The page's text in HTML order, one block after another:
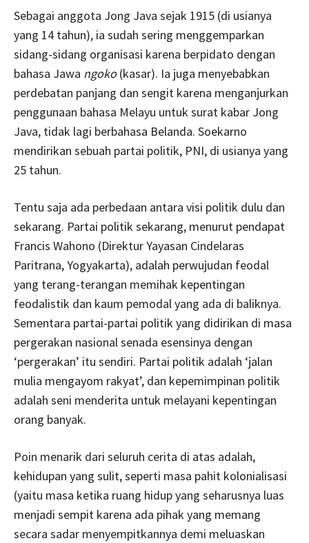
Sebagai anggota Jong Java sejak 1915 (di usianya
yang 14 tahun), ia sudah sering menggemparkan
sidang-sidang organisasi karena berpidato dengan
bahasa Jawa ngoko(kasar). Ia juga menyebabkan
perdebatan panjang dan sengit karena menganjurkan
penggunaan bahasa Melayu untuk surat kabar Jong
Java, tidak lagi berbahasa Belanda. Soekarno
mendirikan sebuah partai politik, PNI, di usianya yang
25 tahun.
Tentu saja ada perbedaan antara visi politik dulu dan
sekarang. Partai politik sekarang, menurut pendapat
Francis Wahono (Direktur Yayasan Cindelaras
Paritrana, Yogyakarta), adalah perwujudan feodal
yang terang-terangan memihak kepentingan
feodalistik dan kaum pemodal yang ada di baliknya.
Sementara partai-partai politik yang didirikan di masa
pergerakan nasional senada esensinya dengan
‘pergerakan’ itu sendiri. Partai politik adalah ‘jalan
mulia mengayom rakyat’, dan kepemimpinan politik
adalah seni menderita untuk melayani kepentingan
orang banyak.
Poin menarik dari seluruh cerita di atas adalah,
kehidupan yang sulit, seperti masa pahit kolonialisasi
(yaitu masa ketika ruang hidup yang seharusnya luas
menjadi sempit karena ada pihak yang memang
secara sadar menyempitkannya demi meluaskan